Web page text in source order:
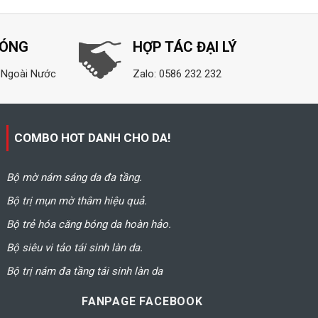
Nước
HỢP TÁC ĐẠI LÝ
Zalo: 0586 232 232
COMBO HOT DANH CHO DA!
Bộ mờ nám sáng da đa tầng.
Bộ trị mụn mờ thâm hiệu quả.
Bộ trẻ hóa căng bóng da hoàn hảo.
Bộ siêu vi tảo tái sinh làn da.
Bộ trị nám đa tầng tái sinh làn da
FANPAGE FACEBOOK